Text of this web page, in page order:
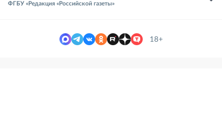
ФГБУ «Редакция «Российской газеты»
18+